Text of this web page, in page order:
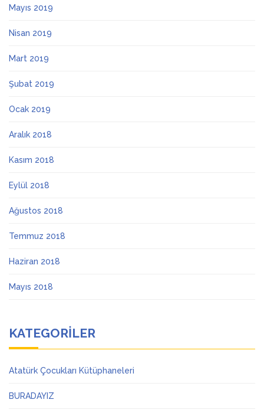
Mayıs 2019
Nisan 2019
Mart 2019
Şubat 2019
Ocak 2019
Aralık 2018
Kasım 2018
Eylül 2018
Ağustos 2018
Temmuz 2018
Haziran 2018
Mayıs 2018
KATEGORILER
Atatürk Çocukları Kütüphaneleri
BURADAYIZ